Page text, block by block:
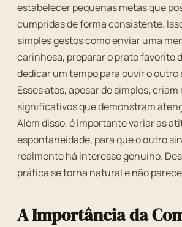
estabelecer pequenas metas que
cumpridas de forma consistente.
simples gestos como enviar uma
carinhosa, preparar o prato favorito
dedicar um tempo para ouvir o outro
Esses atos, apesar de simples,
significativos que demonstram
Além disso, é importante variar as
espontaneidade, para que o outro
realmente há interesse genuíno.
prática se torna natural e não
A Importância da